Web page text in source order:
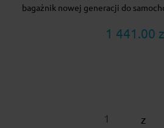
bagażnik nowej generacji do
1 441.00
z